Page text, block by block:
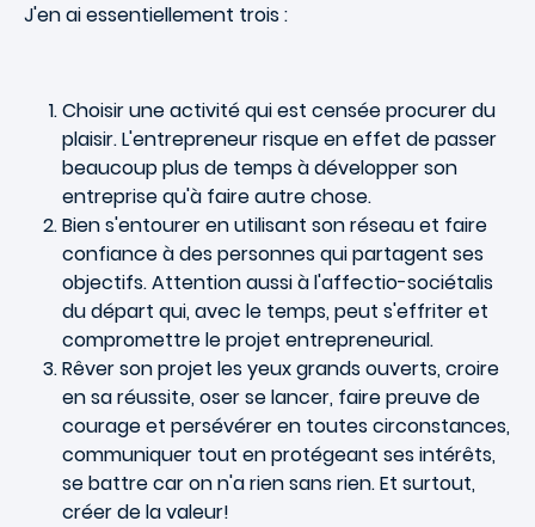
J'en ai essentiellement trois :
Choisir une activité qui est censée procurer du
plaisir. L'entrepreneur risque en effet de passer
beaucoup plus de temps à développer son
entreprise qu'à faire autre chose.
Bien s'entourer en utilisant son réseau et faire
confiance à des personnes qui partagent ses
objectifs. Attention aussi à l'affectio-sociétalis
du départ qui, avec le temps, peut s'effriter et
compromettre le projet entrepreneurial.
Rêver son projet les yeux grands ouverts, croire
en sa réussite, oser se lancer, faire preuve de
courage et persévérer en toutes circonstances,
communiquer tout en protégeant ses intérêts,
se battre car on n'a rien sans rien. Et surtout,
créer de la valeur!